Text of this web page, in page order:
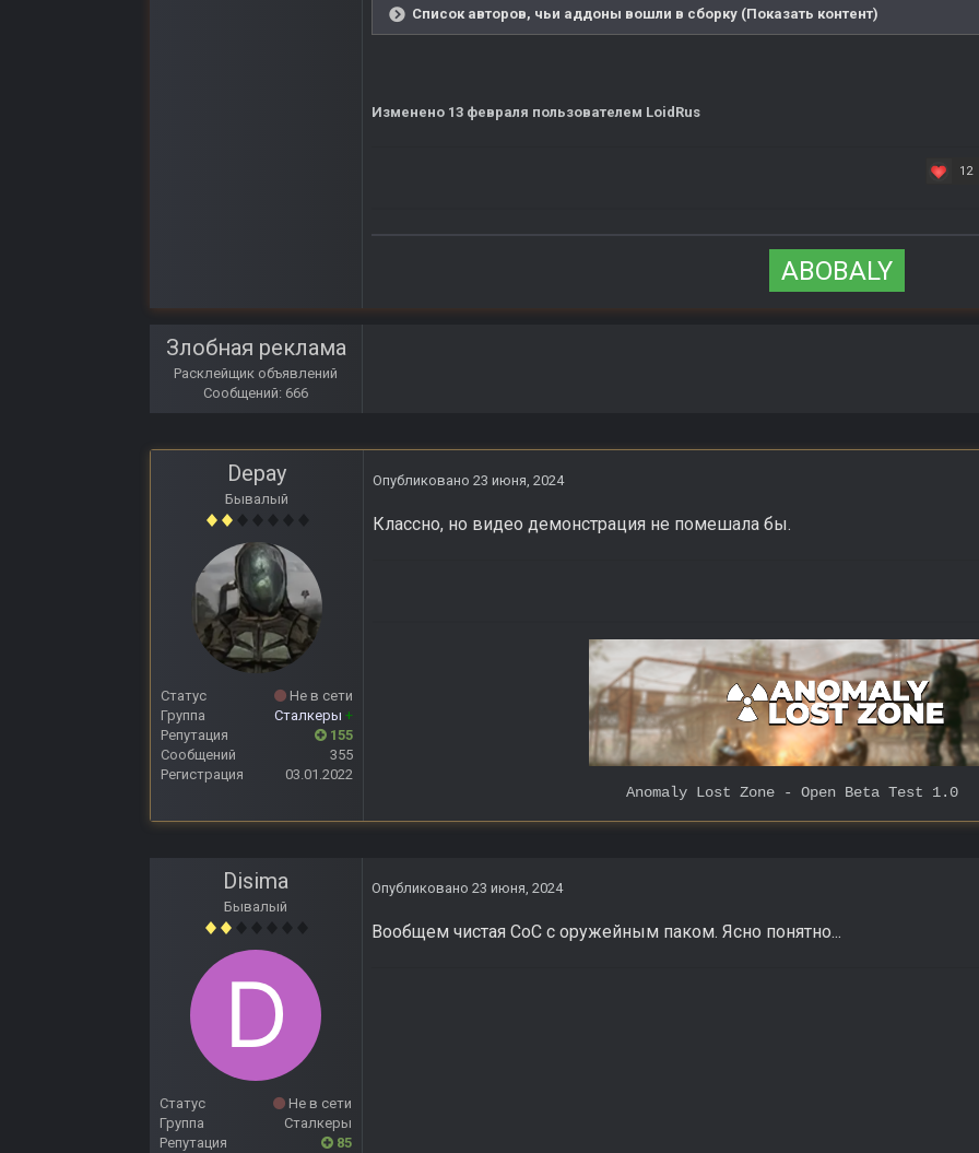
Список авторов, чьи аддоны вошли в сборку (Показать контент)
Изменено 13 февраля пользователем LoidRus
12
ABOBALY
Злобная реклама
Расклейщик объявлений
Сообщений: 666
Depay
Бывалый
Статус
Не в сети
Группа
Сталкеры +
Репутация
155
Сообщений
355
Регистрация
03.01.2022
Опубликовано 23 июня, 2024
Классно, но видео демонстрация не помешала бы.
Anomaly Lost Zone - Open Beta Test 1.0
Disima
Бывалый
Статус
Не в сети
Группа
Сталкеры
Репутация
85
Опубликовано 23 июня, 2024
Вообщем чистая СoC с оружейным паком. Ясно понятно...